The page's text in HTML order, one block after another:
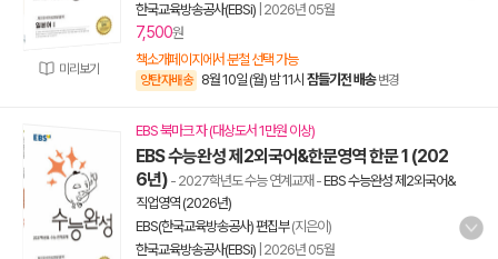
미리보기
한국교육방송공사(EBSi) 2026년 05월
7,500원
책소개페이지에서 분철 선택 가능
양탄자배송 8월 10일 (월) 밤 11시 잠들기전 배송 변경
EBS 북마크 자 (대상도서 1만원 이상)
EBS 수능완성 제2외국어&한문영역 한문 1 (202
6년) - 2027학년도 수능 연계교재 -EBS 수능완성 제2외국어&
직업영역 (2026년)
EBS(한국교육방송공사) 편집부(지은이)
한국교육방송공사(EBSi) 2026년 05월